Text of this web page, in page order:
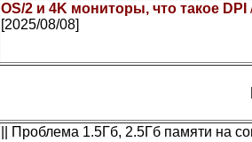
OS/2 и 4K мониторы, что такое DPI
[2025/08/08]
|| Проблема 1.5Гб, 2.5Гб памяти на